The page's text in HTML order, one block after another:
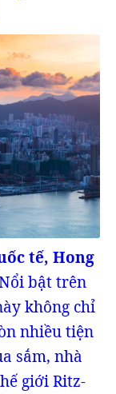
tế, Hong
bật trên
không chỉ
nhiều tiện
sắm, nhà
giới Ritz-